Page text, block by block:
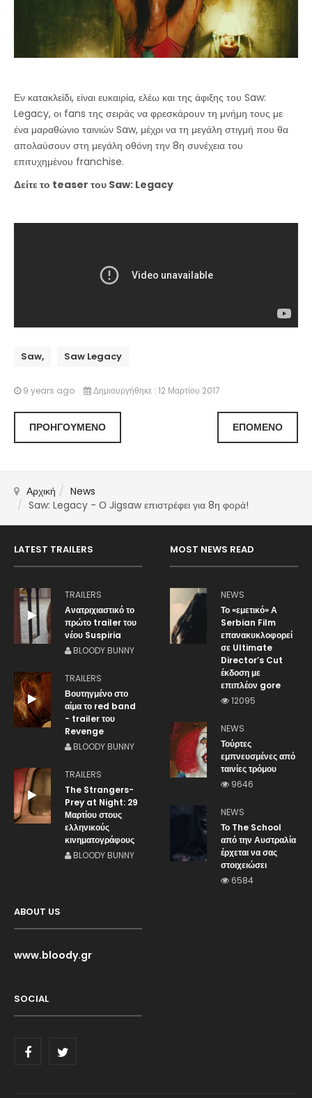
Εν κατακλείδι, είναι ευκαιρία, ελέω και της άφιξης του Saw:
Legacy, οι fans της σειράς να φρεσκάρουν τη μνήμη τους με
ένα μαραθώνιο ταινιών Saw, μέχρι να τη μεγάλη στιγμή που θα
απολαύσουν στη μεγάλη οθόνη την 8η συνέχεια του
επιτυχημένου franchise.
Δείτε το teaser του Saw: Legacy
Saw, Saw Legacy
9 years ago Δημιουργήθηκε : 12 Μαρτίου 2017
ΠΡΟΗΓΟΎΜΕΝΟ ΕΠΌΜΕΝΟ
Αρχική
News
Saw: Legacy - Ο Jigsaw επιστρέφει για 8η φορά!
LATEST TRAILERS
TRAILERS
Ανατριχιαστικό το
πρώτο trailer του
νέου Suspiria
BLOODY BUNNY
TRAILERS
Βουτηγμένο στο
αίμα το red band
- trailer του
Revenge
BLOODY BUNNY
TRAILERS
The Strangers-
Prey at Night: 29
Μαρτίου στους
ελληνικούς
κινηματογράφους
BLOODY BUNNY
MOST NEWS READ
NEWS
Το «εμετικό» Α
Serbian Film
επανακυκλοφορεί
σε Ultimate
Director’s Cut
έκδοση με
επιπλέον gore
12095
NEWS
Τούρτες
εμπνευσμένες από
ταινίες τρόμου
9646
NEWS
Το The School
από την Αυστραλία
έρχεται να σας
στοιχειώσει
6584
ABOUT US
www.bloody.gr
SOCIAL